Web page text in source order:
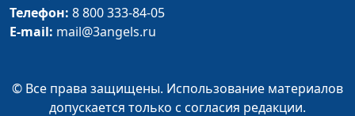
Христианская
скромность: в чем ее
Благотворительность
Христа и Его
Максим Каминский,
священнослужитель
#353
Телефон: 8 800 333-84-05
E-mail: mail@3angels.ru
© Все права защищены. Использование материалов
допускается только с согласия редакции.